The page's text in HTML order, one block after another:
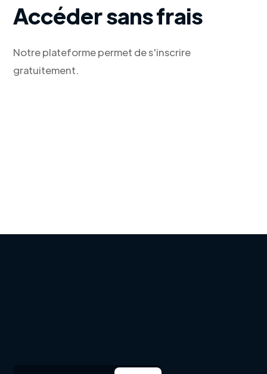
Accéder sans frais
Notre plateforme permet de s'inscrire
gratuitement.